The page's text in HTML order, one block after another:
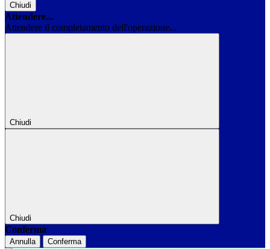
Chiudi
Attendere...
Attendere il completamento dell'operazione...
Chiudi
Chiudi
Conferma
Annulla Conferma